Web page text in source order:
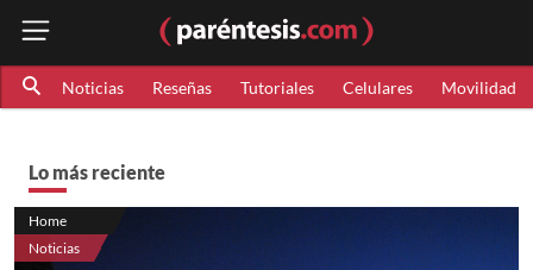
Noticias Reseñas Tutoriales Celulares Movilidad
Lo más reciente
Home
Noticias